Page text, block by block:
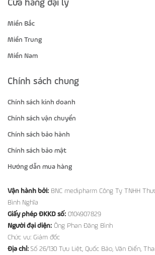
Cửa hàng đại lý
Miền Bắc
Miền Trung
Miền Nam
Chính sách chung
Chính sách kinh doanh
Chính sách vận chuyển
Chính sách bảo hành
Chính sách bảo mật
Hướng dẫn mua hàng
Vận hành bởi: BNC medipharm Công Ty TNHH
Bình Nghĩa
Giấy phép ĐKKD số: 0104907829
Người đại diện: Ông Phan Đăng Bình
Chức vụ: Giám đốc
Địa chỉ: Số 26/130 Tựu Liệt, Quốc Bảo, Văn Điển,